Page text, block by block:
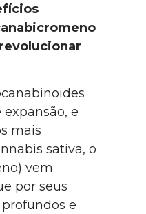
e
mais
sativa, o
vem
por seus
e